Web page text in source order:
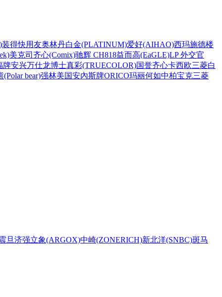
装得快用友奥林丹白金(PLATINUM)爱好(AIHAO)西玛施德楼
美克司 齐心(Comix)驰辉 CH818益而高(EaGLE)LP 外交官
牌安兴万仕龙博士真彩(TRUECOLOR)国誉齐心卡西欧三菱白
(Polar bear)强林美国安內斯牌ORICO玛丽何如中柏宝克三菱
旦济强立象(ARGOX)中崎(ZONERICH)新北洋(SNBC)斑马